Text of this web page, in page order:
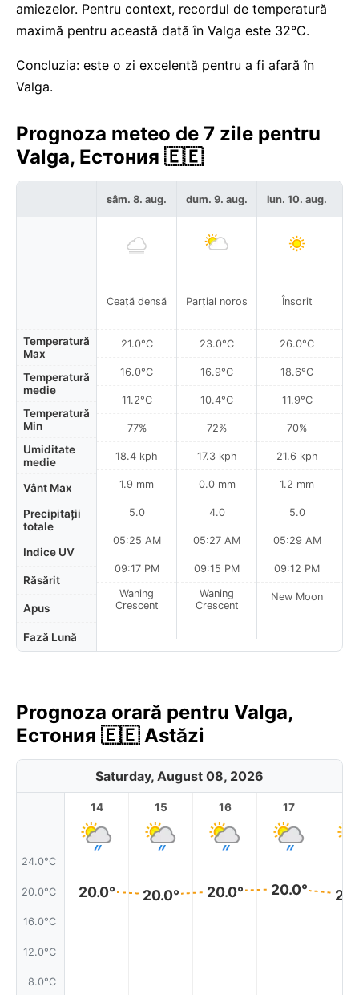
amiezelor. Pentru context, recordul de temperatură
maximă pentru această dată în Valga este 32°C.
Concluzia: este o zi excelentă pentru a fi afară în
Valga.
Prognoza meteo de 7 zile pentru
Valga, Естония 🇪🇪
Temperatură
Max
Temperatură
medie
Temperatură
Min
Umiditate
medie
Vânt Max
Precipitații
totale
Indice UV
Răsărit
Apus
Fază Lună
sâm. 8. aug.
Ceață densă
21.0°C
16.0°C
11.2°C
77%
18.4 kph
1.9 mm
5.0
05:25 AM
09:17 PM
Waning
Crescent
dum. 9. aug.
Parțial noros
23.0°C
16.9°C
10.4°C
72%
17.3 kph
0.0 mm
4.0
05:27 AM
09:15 PM
Waning
Crescent
lun. 10. aug.
Însorit
26.0°C
18.6°C
11.9°C
70%
21.6 kph
1.2 mm
5.0
05:29 AM
09:12 PM
New Moon
Prognoza orară pentru Valga,
Естония 🇪🇪 Astăzi
Saturday, August 08, 2026
24.0°C
20.0°C
16.0°C
12.0°C
8.0°C
14
20.0°
15
20.0°
16
20.0°
17
20.0°